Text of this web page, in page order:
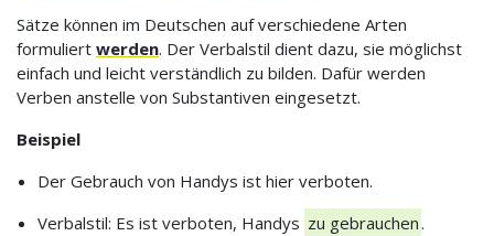
Sätze können im Deutschen auf verschiedene Arten
formuliert werden. Der Verbalstil dient dazu, sie möglichst
einfach und leicht verständlich zu bilden. Dafür werden
Verben anstelle von Substantiven eingesetzt.
Beispiel
Der Gebrauch von Handys ist hier verboten.
Verbalstil: Es ist verboten, Handys zu gebrauchen.